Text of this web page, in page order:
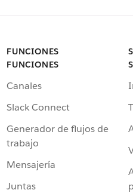
FUNCIONES
FUNCIONES
Canales
Slack Connect
Generador de flujos de
trabajo
Mensajería
Juntas